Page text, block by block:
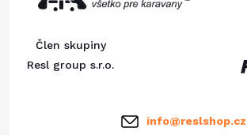
Člen skupiny
Resl group s.r.o.
info@reslshop.cz